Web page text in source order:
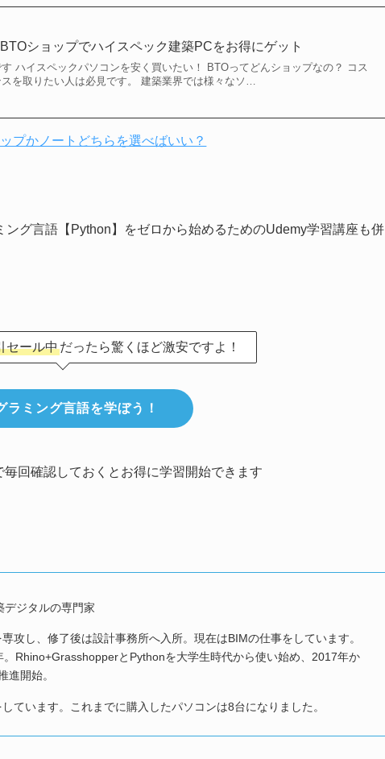
ショップでハイスペック建築PCをお得にゲット
ハイスペックパソコンを安く買いたい！ BTOってどんショップなの？ コス
スを取りたい人は必見です。 建築業界では様々なソ…
プかノートどちらを選べばいい？
グ言語【Python】をゼロから始めるためのUdemy学習講座も併
セール中だったら驚くほど激安ですよ！
ラミング言語を学ぼう！
回確認しておくとお得に学習開始できます
デジタルの専門家
攻し、修了後は設計事務所へ入所。現在はBIMの仕事をしています。
Rhino+GrasshopperとPythonを大学生時代から使い始め、2017年か
進開始。
ています。これまでに購入したパソコンは8台になりました。